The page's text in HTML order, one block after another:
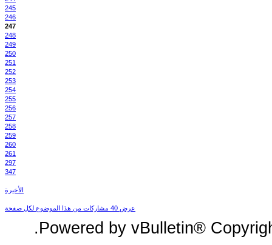
245
246
247
248
249
250
251
252
253
254
255
256
257
258
259
260
261
297
347
الأخيرة
عرض 40 مشاركات من هذا الموضوع لكل صفحة
Powered by vBulletin®